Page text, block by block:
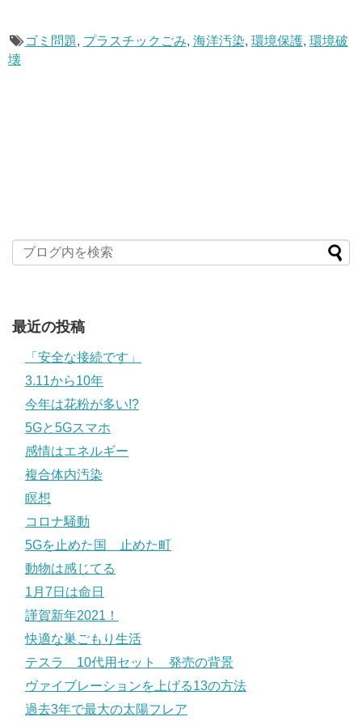
ゴミ問題, プラスチックごみ, 海洋汚染, 環境保護, 環境破
壊
最近の投稿
「安全な接続です」
3.11から10年
今年は花粉が多い!?
5Gと5Gスマホ
感情はエネルギー
複合体内汚染
瞑想
コロナ騒動
5Gを止めた国 止めた町
動物は感じてる
1月7日は命日
謹賀新年2021！
快適な巣ごもり生活
テスラ 10代用セット 発売の背景
ヴァイブレーションを上げる13の方法
過去3年で最大の太陽フレア